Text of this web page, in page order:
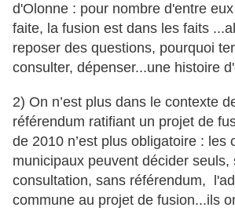
d'Olonne : pour nombre d'entre
faite, la fusion est dans les faits
reposer des questions, pourquoi
consulter, dépenser...une histoire
2) On n’est plus dans le contexte
référendum ratifiant un projet de
de 2010 n’est plus obligatoire : les
municipaux peuvent décider seuls,
consultation, sans référendum,
commune au projet de fusion...ils